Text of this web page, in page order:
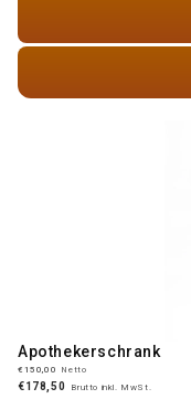
Apothekerschrank
€150,00 Netto
€178,50 Brutto inkl. MwSt.